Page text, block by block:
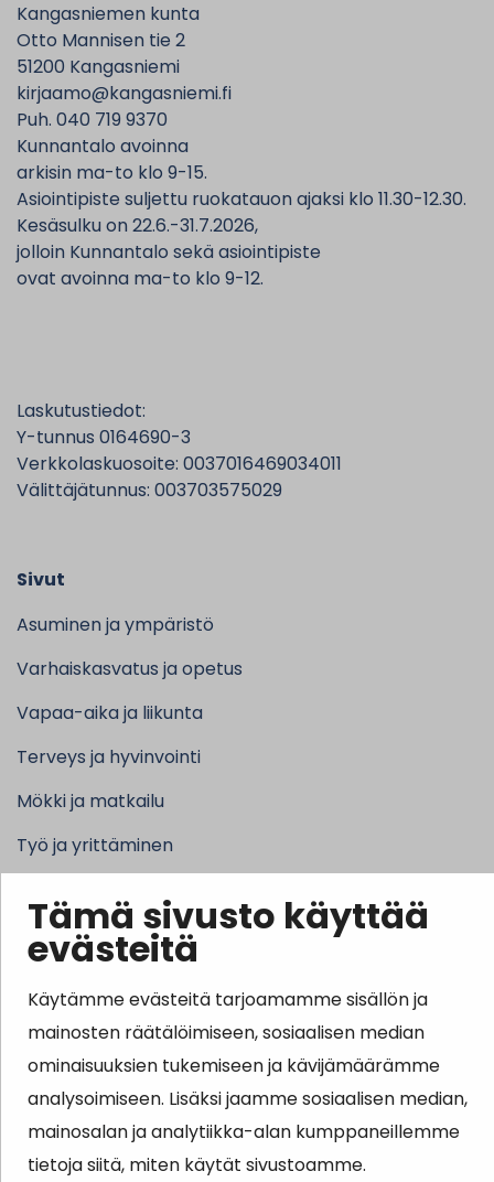
Tämä sivusto käyttää
evästeitä
Käytämme evästeitä tarjoamamme sisällön ja
mainosten räätälöimiseen, sosiaalisen median
ominaisuuksien tukemiseen ja kävijämäärämme
analysoimiseen. Lisäksi jaamme sosiaalisen median,
mainosalan ja analytiikka-alan kumppaneillemme
tietoja siitä, miten käytät sivustoamme.
Kangasniemen kunta
Otto Mannisen tie 2
51200 Kangasniemi
kirjaamo@kangasniemi.fi
Puh. 040 719 9370
Kunnantalo avoinna
arkisin ma-to klo 9-15.
Asiointipiste suljettu ruokatauon ajaksi klo 11.30-12.30.
Kesäsulku on 22.6.-31.7.2026,
jolloin Kunnantalo sekä asiointipiste
ovat avoinna ma-to klo 9-12.
Laskutustiedot:
Y-tunnus 0164690-3
Verkkolaskuosoite: 0037016469034011
Välittäjätunnus: 003703575029
Sivut
Asuminen ja ympäristö
Varhaiskasvatus ja opetus
Vapaa-aika ja liikunta
Terveys ja hyvinvointi
Mökki ja matkailu
Työ ja yrittäminen
Suosituimmat sivut
Esityslistat, pöytäkirjat, viranhaltijapäätökset ja
kuulutukset
Tietoa ja ohjeistusta koronavirukseen liittyen
Asiointipiste